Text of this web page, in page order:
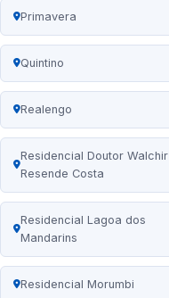
Primavera
Quintino
Realengo
Residencial Doutor Walchir
Resende Costa
Residencial Lagoa dos
Mandarins
Residencial Morumbi